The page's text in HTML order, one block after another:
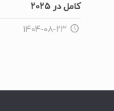
کامل در ۲۰۲۵
۱۴۰۴-۰۸-۲۳